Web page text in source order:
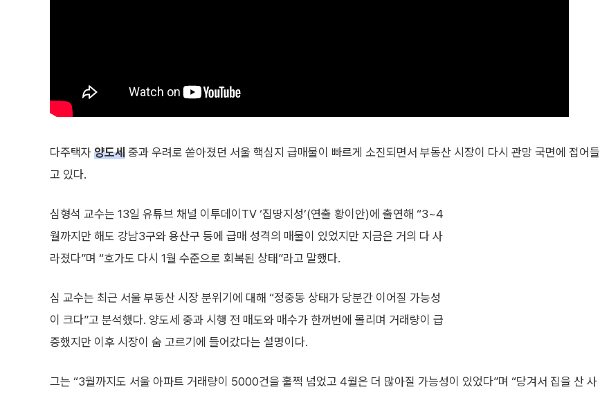
다주택자 양도세 중과 우려로 쏟아졌던 서울 핵심지 급매물이 빠르게 소진되면서 부동산 시장이 다시 관망 국면에 접어들
고 있다.
심형석 교수는 13일 유튜브 채널 이투데이TV ‘집땅지성’(연출 황이안)에 출연해 “3~4
월까지만 해도 강남3구와 용산구 등에 급매 성격의 매물이 있었지만 지금은 거의 다 사
라졌다”며 “호가도 다시 1월 수준으로 회복된 상태”라고 말했다.
심 교수는 최근 서울 부동산 시장 분위기에 대해 “정중동 상태가 당분간 이어질 가능성
이 크다”고 분석했다. 양도세 중과 시행 전 매도와 매수가 한꺼번에 몰리며 거래량이 급
증했지만 이후 시장이 숨 고르기에 들어갔다는 설명이다.
그는 “3월까지도 서울 아파트 거래량이 5000건을 훌쩍 넘었고 4월은 더 많아질 가능성이 있었다”며 “당겨서 집을 산 사